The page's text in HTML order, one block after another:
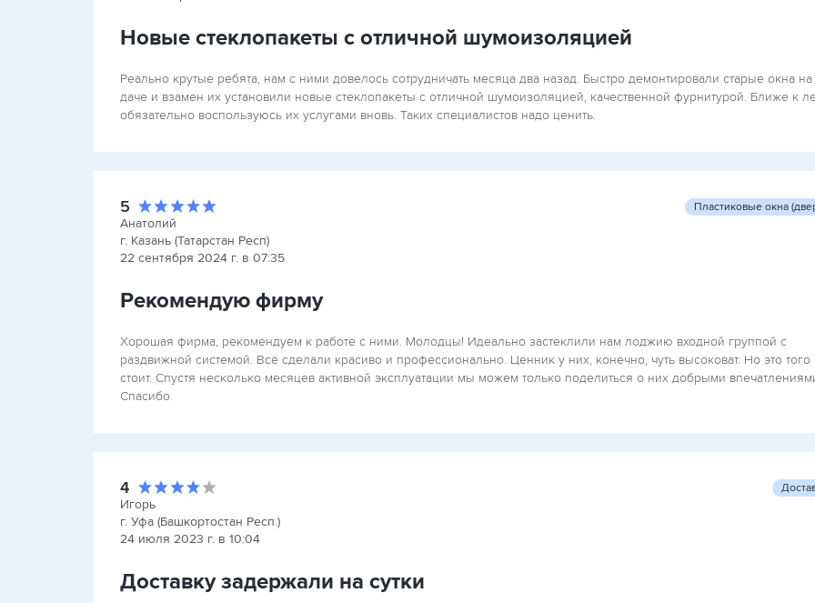
Новые стеклопакеты с отличной шумоизоляцией
Реально крутые ребята, нам с ними довелось сотрудничать месяца два назад. Быстро демонтировали старые окна на
даче и взамен их установили новые стеклопакеты с отличной шумоизоляцией, качественной фурнитурой. Ближе к
обязательно воспользуюсь их услугами вновь. Таких специалистов надо ценить.
5
Анатолий
г. Казань (Татарстан Респ)
22 сентября 2024 г. в 07:35
Пластиковые окна
Рекомендую фирму
Хорошая фирма, рекомендуем к работе с ними. Молодцы! Идеально застеклили нам лоджию входной группой с
раздвижной системой. Всё сделали красиво и профессионально. Ценник у них, конечно, чуть высоковат. Но это того
стоит. Спустя несколько месяцев активной эксплуатации мы можем только поделиться о них добрыми
Спасибо.
4
Игорь
г. Уфа (Башкортостан Респ.)
24 июля 2023 г. в 10:04
Доставку задержали на сутки